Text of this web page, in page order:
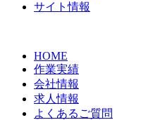
サイト情報
HOME
作業実績
会社情報
求人情報
よくあるご質問